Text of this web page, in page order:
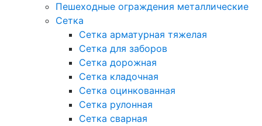
Пешеходные ограждения металлические
Сетка
Сетка арматурная тяжелая
Сетка для заборов
Сетка дорожная
Сетка кладочная
Сетка оцинкованная
Сетка рулонная
Сетка сварная